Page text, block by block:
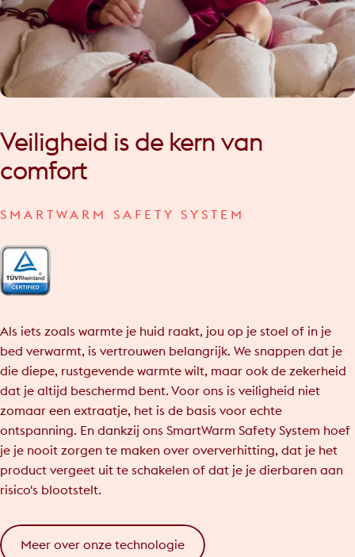
Veiligheid is de kern van
comfort
SMARTWARM SAFETY SYSTEM
Als iets zoals warmte je huid raakt, jou op je stoel of in je
bed verwarmt, is vertrouwen belangrijk. We snappen dat je
die diepe, rustgevende warmte wilt, maar ook de zekerheid
dat je altijd beschermd bent. Voor ons is veiligheid niet
zomaar een extraatje, het is de basis voor echte
ontspanning. En dankzij ons SmartWarm Safety System hoef
je je nooit zorgen te maken over oververhitting, dat je het
product vergeet uit te schakelen of dat je je dierbaren aan
risico's blootstelt.
Meer over onze technologie